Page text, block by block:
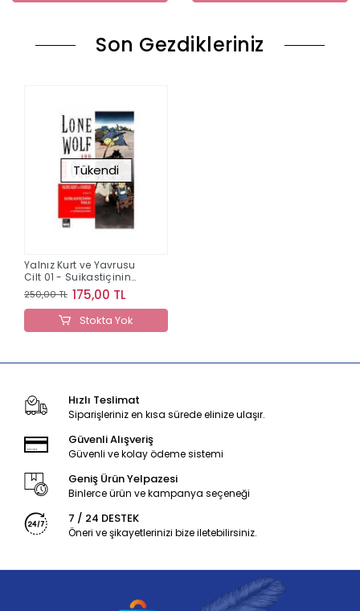
Son Gezdikleriniz
Tükendi
Yalnız Kurt ve Yavrusu
Cilt 01 - Suikastiçinin
Yol
250,00 TL 175,00 TL
Stokta Yok
Hızlı Teslimat
Siparişleriniz en kısa sürede elinize ulaşır.
Güvenli Alışveriş
Güvenli ve kolay ödeme sistemi
Geniş Ürün Yelpazesi
Binlerce ürün ve kampanya seçeneği
7 / 24 DESTEK
Öneri ve şikayetlerinizi bize iletebilirsiniz.